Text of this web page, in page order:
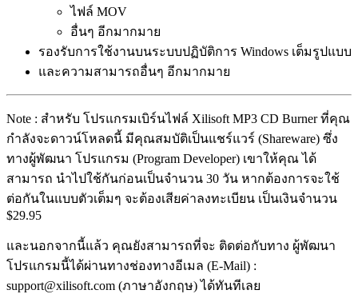
ไฟล์ MOV
อื่นๆ อีกมากมาย
รองรับการใช้งานบนระบบปฏิบัติการ Windows เต็มรูปแบบ
และความสามารถอื่นๆ อีกมากมาย
Note : สำหรับ โปรแกรมเบิร์นไฟล์ Xilisoft MP3 CD Burner ที่คุณ
กำลังจะดาวน์โหลดนี้ มีคุณสมบัติเป็นแชร์แวร์ (Shareware) ซึ่ง
ทางผู้พัฒนา โปรแกรม (Program Developer) เขาให้คุณ ได้
สามารถ นำไปใช้กันก่อนเป็นจำนวน 30 วัน หากต้องการจะใช้
ต่อกันในแบบตัวเต็มๆ จะต้องเสียค่าลงทะเบียน เป็นเงินจำนวน
$29.95
และนอกจากนี้แล้ว คุณยังสามารถที่จะ ติดต่อกับทาง ผู้พัฒนา
โปรแกรมนี้ได้ผ่านทางช่องทางอีเมล (E-Mail) :
support@xilisoft.com (ภาษาอังกฤษ) ได้ทันทีเลย